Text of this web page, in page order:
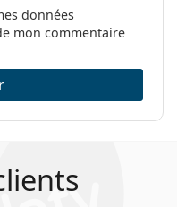
données
mon commentaire